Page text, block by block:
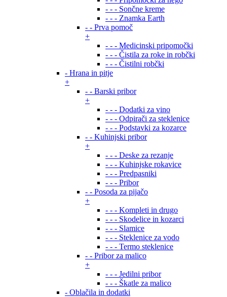
- - - Sončne kreme
- - - Znamka Earth
- - Prva pomoč
+
- - - Medicinski pripomočki
- - - Čistila za roke in robčki
- - - Čistilni robčki
- Hrana in pitje
+
- - Barski pribor
+
- - - Dodatki za vino
- - - Odpirači za steklenice
- - - Podstavki za kozarce
- - Kuhinjski pribor
+
- - - Deske za rezanje
- - - Kuhinjske rokavice
- - - Predpasniki
- - - Pribor
- - Posoda za pijačo
+
- - - Kompleti in drugo
- - - Skodelice in kozarci
- - - Slamice
- - - Steklenice za vodo
- - - Termo steklenice
- - Pribor za malico
+
- - - Jedilni pribor
- - - Škatle za malico
- Oblačila in dodatki